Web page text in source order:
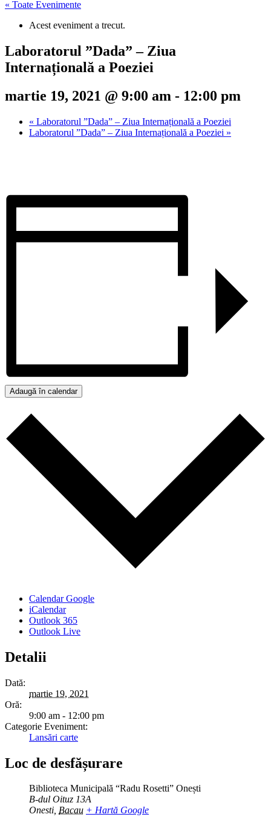
« Toate Evenimente
Acest eveniment a trecut.
Laboratorul ”Dada” – Ziua
Internațională a Poeziei
martie 19, 2021 @ 9:00 am - 12:00 pm
« Laboratorul ”Dada” – Ziua Internațională a Poeziei
Laboratorul ”Dada” – Ziua Internațională a Poeziei »
Adaugă în calendar
Calendar Google
iCalendar
Outlook 365
Outlook Live
Detalii
Dată:
martie 19, 2021
Oră:
9:00 am - 12:00 pm
Categorie Eveniment:
Lansări carte
Loc de desfășurare
Biblioteca Municipală “Radu Rosetti” Onești
B-dul Oituz 13A
Onesti, Bacau + Hartă Google